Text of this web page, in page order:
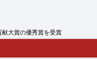
大賞の優秀賞を受賞